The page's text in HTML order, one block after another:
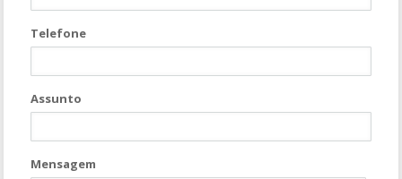
Telefone
Assunto
Mensagem